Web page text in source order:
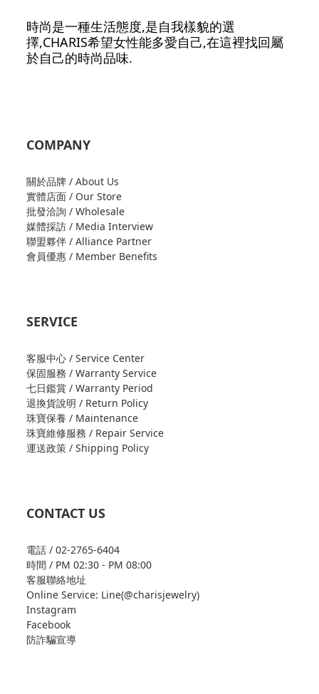
時尚是一種生活態度,是自我樣貌的選
擇,CHARIS希望女性能多愛自己,在這裡找回屬
於自己的時尚品味.
COMPANY
關於品牌 / About Us
實體店面 / Our Store
批發洽詢 / Wholesale
媒體採訪 / Media Interview
聯盟夥伴 / Alliance Partner
會員優惠 / Member Benefits
SERVICE
客服中心 / Service Center
保固服務 / Warranty Service
七日鑑賞 / Warranty Period
退換貨說明 / Return Policy
珠寶保養 / Maintenance
珠寶維修服務 / Repair Service
運送政策 / Shipping Policy
CONTACT US
電話 / 02-2765-6404
時間 / PM 02:30 - PM 08:00
客服聯絡地址
Online Service: Line(@charisjewelry)
Instagram
Facebook
防詐騙宣導